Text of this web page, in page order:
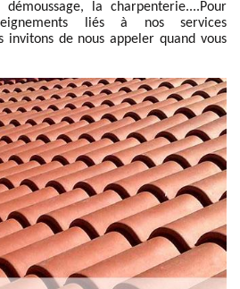
la charpenterie....Pour
liés à nos services
invitons de nous appeler quand vous